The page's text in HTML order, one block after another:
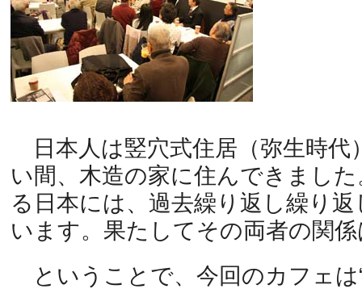
日本人は竪穴式住居（弥生時代
い間、木造の家に住んできまし
る日本には、過去繰り返し繰り
います。果たしてその両者の関
ということで、今回のカフェは